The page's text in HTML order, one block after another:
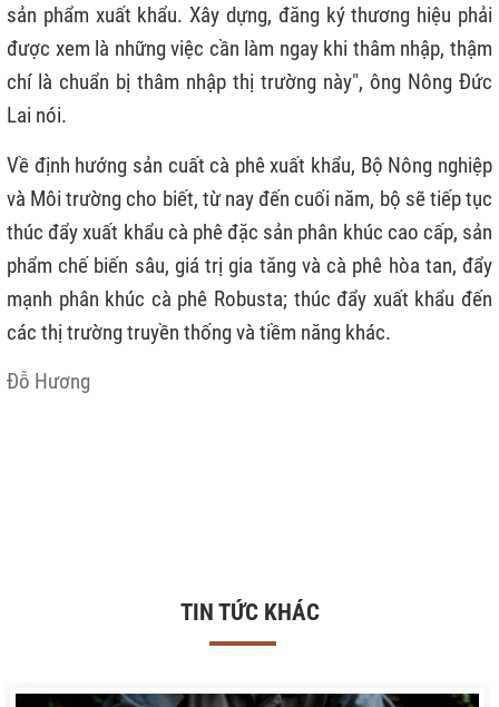
sản phẩm xuất khẩu. Xây dựng, đăng ký thương hiệu phải
được xem là những việc cần làm ngay khi thâm nhập, thậm
chí là chuẩn bị thâm nhập thị trường này", ông Nông Đức
Lai nói.
Về định hướng sản cuất cà phê xuất khẩu, Bộ Nông nghiệp
và Môi trường cho biết, từ nay đến cuối năm, bộ sẽ tiếp tục
thúc đẩy xuất khẩu cà phê đặc sản phân khúc cao cấp, sản
phẩm chế biến sâu, giá trị gia tăng và cà phê hòa tan, đẩy
mạnh phân khúc cà phê Robusta; thúc đẩy xuất khẩu đến
các thị trường truyền thống và tiềm năng khác.
Đỗ Hương
TIN TỨC KHÁC